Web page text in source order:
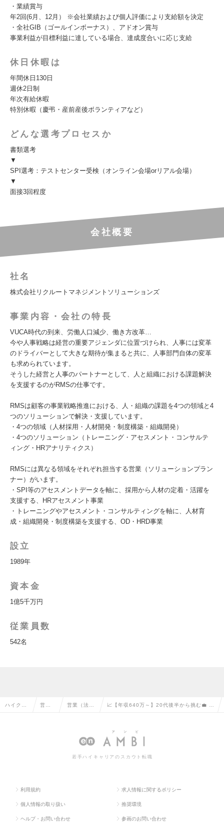
・業績賞与
年2回(6月、12月） ※会社業績および個人評価により支給額を決定
・全社GIB（ゴールインボーナス）、アドオン賞与
事業利益が目標利益に達している場合、達成度合いに応じ支給
休日休暇は
年間休日130日
週休2日制
年次有給休暇
特別休暇（慶弔・産前産後ボランティアなど）
どんな選考プロセスか
書類選考
▼
SPI選考：テストセンター受検（オンライン会場orリアル会場）
▼
面接3回程度
会社概要
社名
株式会社リクルートマネジメントソリューションズ
事業内容・会社の特長
VUCA時代の到来、労働人口減少、働き方改革…
今や人事戦略は経営の重要アジェンダに位置づけられ、人事には変革
のドライバーとして大きな期待が集まると共に、人事部門自体の変革
も求められています。
そうした経営と人事のパートナーとして、人と組織における課題解決
を支援するのがRMSの仕事です。
RMSは顧客の事業戦略推進における、人・組織の課題を4つの領域と4
つのソリューションで解決・支援しています。
・4つの領域（人材採用・人材開発・制度構築・組織開発）
・4つのソリューション（トレーニング・アセスメント・コンサルテ
ィング・HRアナリティクス）
RMSには異なる領域をそれぞれ担当する営業（ソリューションプラン
ナー）がいます。
・SPI等のアセスメントデータを軸に、採用から人材の定着・活躍を
支援する、HRアセスメント事業
・トレーニングやアセスメント・コンサルティングを軸に、人材育
成・組織開発・制度構築を支援する、OD・HRD事業
設立
1989年
資本金
1億5千万円
従業員数
542名
ハイクラ 営業 営業（法人 📈【年収640万～】20代後半から挑む💼 大
報
若手ハイキャリアのスカウト転職
利用規約 求人情報に関するポリシー
個人情報の取り扱い 推奨環境
ヘルプ・お問い合わせ 参画のお問い合わせ